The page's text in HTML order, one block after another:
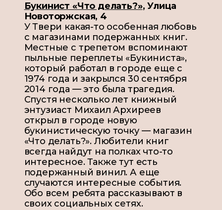
Букинист «Что делать?»,Улица
Новоторжская, 4
У Твери какая-то особенная любовь
с магазинами подержанных книг.
Местные с трепетом вспоминают
пыльные переплеты «Букиниста»,
который работал в городе еще с
1974 года и закрылся 30 сентября
2014 года — это была трагедия.
Спустя несколько лет книжный
энтузиаст Михаил Архиреев
открыл в городе новую
букинистическую точку — магазин
«Что делать?». Любители книг
всегда найдут на полках что-то
интересное. Также тут есть
подержанный винил. А еще
случаются интересные события.
Обо всем ребята рассказывают в
своих социальных сетях.